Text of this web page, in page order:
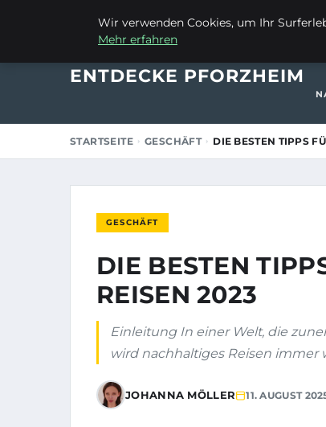
ENTDECKE PFORZHEIM
STARTSEITE GESCHÄFT DIE BESTEN TIPPS
GESCHÄFT
DIE BESTEN
REISEN 2023
Einleitung In einer Welt, die
wird nachhaltiges Reisen immer
JOHANNA MÖLLER 11. AUGUST
Wir verwenden Cookies, um Ihr
Mehr erfahren